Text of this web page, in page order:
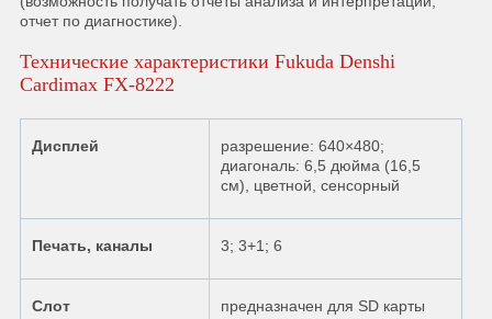
отчет по диагностике).
Технические характеристики Fukuda Denshi
Cardimax FX-8222
Дисплей
разрешение: 640×480;
диагональ: 6,5 дюйма (16,5
см), цветной, сенсорный
Печать, каналы 3; 3+1; 6
Слот предназначен для SD карты